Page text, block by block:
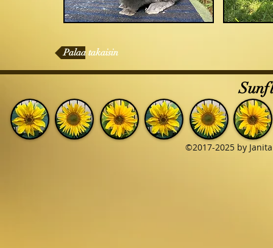
Palaa takaisin
©2017-2025 by